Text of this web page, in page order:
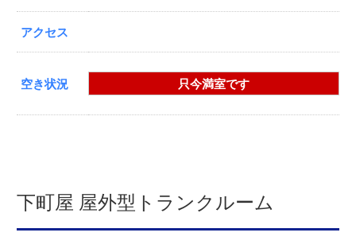
アクセス
空き状況 只今満室です
下町屋 屋外型トランクルーム